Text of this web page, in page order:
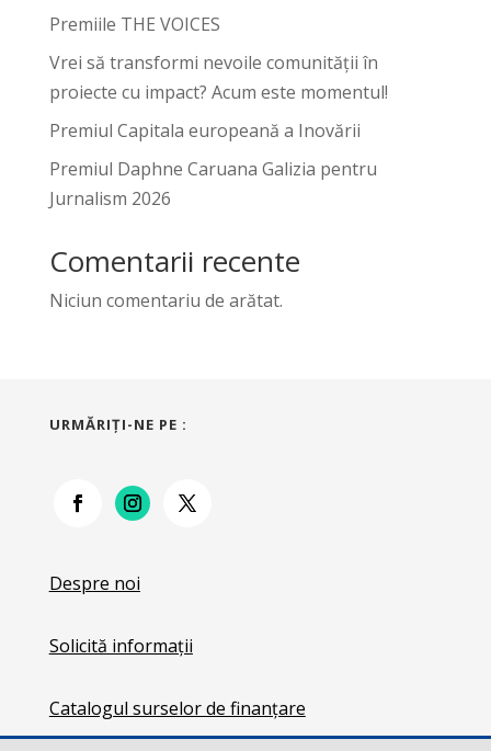
Premiile THE VOICES
Vrei să transformi nevoile comunității în
proiecte cu impact? Acum este momentul!
Premiul Capitala europeană a Inovării
Premiul Daphne Caruana Galizia pentru
Jurnalism 2026
Comentarii recente
Niciun comentariu de arătat.
URMĂRIŢI-NE PE :
Despre noi
Solicită informații
Catalogul surselor de finanțare